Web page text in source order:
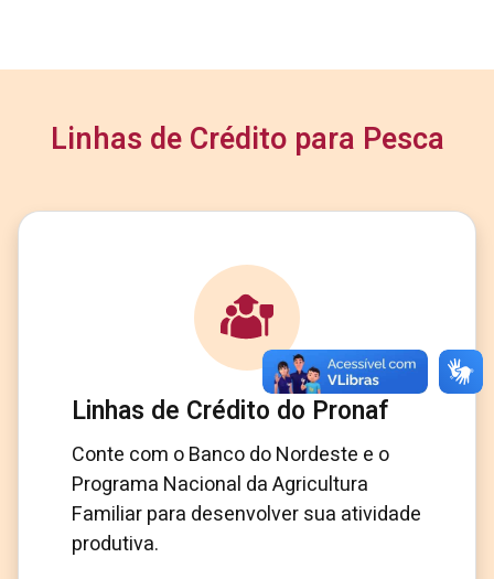
Linhas de Crédito para Pesca
Linhas de Crédito do Pronaf
Conte com o Banco do Nordeste e o
Programa Nacional da Agricultura
Familiar para desenvolver sua atividade
produtiva.